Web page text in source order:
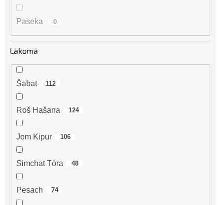
Paseka 0
Lakoma
Šabat 112
Roš Hašana 124
Jom Kipur 106
Simchat Tóra 48
Pesach 74